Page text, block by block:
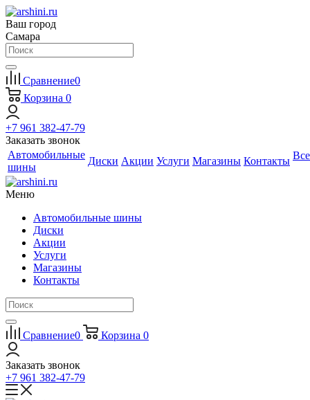
Ваш город
Самара
Сравнение0
Корзина 0
+7 961 382-47-79
Заказать звонок
Автомобильные
шины
Диски Акции Услуги Магазины Контакты Все
Меню
Автомобильные шины
Диски
Акции
Услуги
Магазины
Контакты
Сравнение0 Корзина 0
Заказать звонок
+7 961 382-47-79